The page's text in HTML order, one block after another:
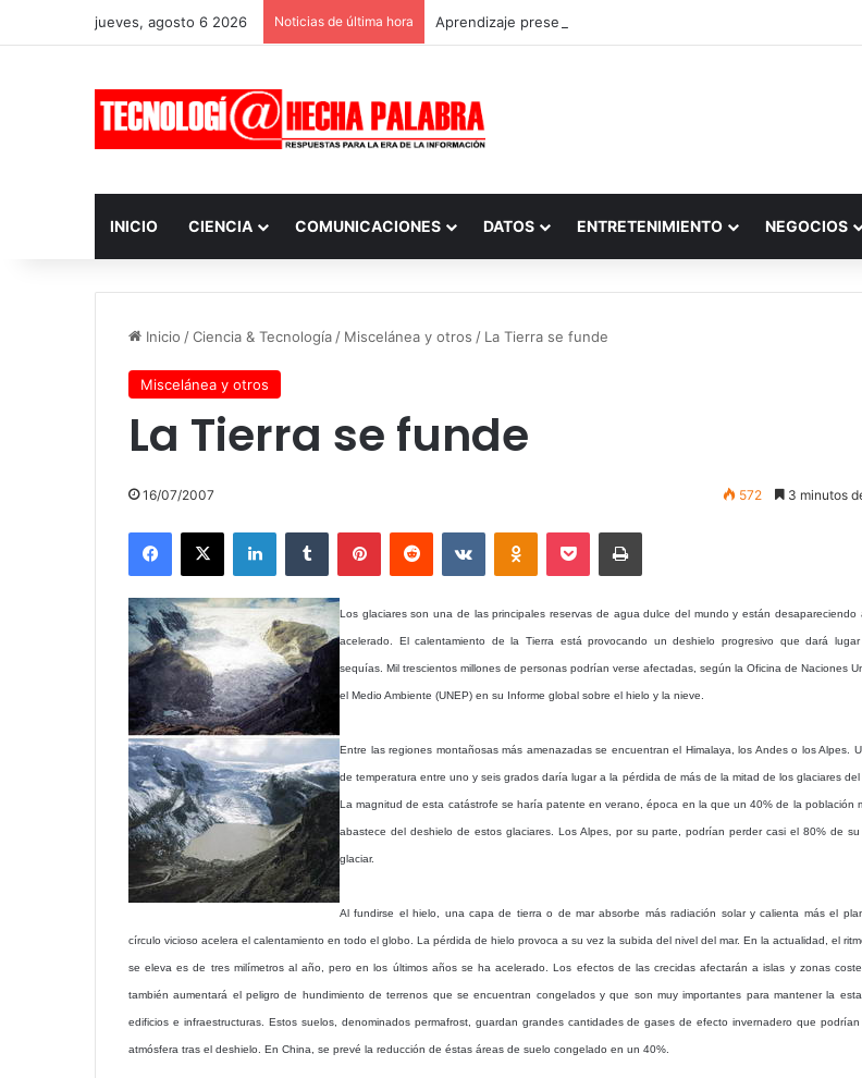
jueves, agosto 6 2026 Noticias de última hora Aprendizaje presencial vs. por internet
INICIO CIENCIA COMUNICACIONES DATOS ENTRETENIMIENTO NEGOCIOS
Inicio /Ciencia & Tecnología / Miscelánea y otros / La Tierra se funde
Miscelánea y otros
La Tierra se funde
16/07/2007 572 3 minutos
Facebook
X LinkedInTumblr PinterestReddit VKontakteOdnoklassniki
Pocket Imprimir
Los glaciares son una de las principales reservas de agua dulce del mundo y están desapareciendo
acelerado. El calentamiento de la Tierra está provocando un deshielo progresivo que dará
sequías. Mil trescientos millones de personas podrían verse afectadas, según la Oficina de Naciones
el Medio Ambiente (UNEP) en su Informe global sobre el hielo y la nieve.
Entre las regiones montañosas más amenazadas se encuentran el Himalaya, los Andes o los Alpes.
de temperatura entre uno y seis grados daría lugar a la pérdida de más de la mitad de los glaciares del
La magnitud de esta catástrofe se haría patente en verano, época en la que un 40% de la población
abastece del deshielo de estos glaciares. Los Alpes, por su parte, podrían perder casi el 80% de su
glaciar.
Al fundirse el hielo, una capa de tierra o de mar absorbe más radiación solar y calienta más el
círculo vicioso acelera el calentamiento en todo el globo. La pérdida de hielo provoca a su vez la subida del nivel del mar. En la actualidad, el
se eleva es de tres milímetros al año, pero en los últimos años se ha acelerado. Los efectos de las crecidas afectarán a islas y zonas
también aumentará el peligro de hundimiento de terrenos que se encuentran congelados y que son muy importantes para mantener la
edificios e infraestructuras. Estos suelos, denominados permafrost, guardan grandes cantidades de gases de efecto invernadero que
atmósfera tras el deshielo. En China, se prevé la reducción de éstas áreas de suelo congelado en un 40%.